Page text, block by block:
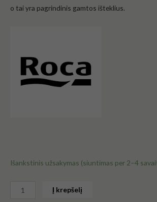
o tai yra pagrindinis gamtos išteklius.
Išankstinis užsakymas (siuntimas per 2–4
Į krepšelį